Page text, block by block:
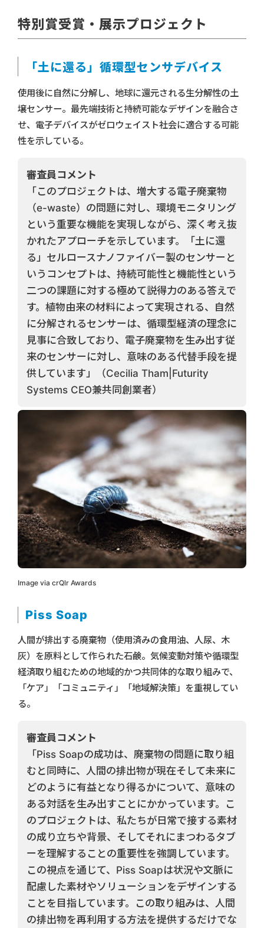
特別賞受賞・展示プロジェクト
「土に還る」循環型センサデバイス
使用後に自然に分解し、地球に還元される生分解性の土
壌センサー。最先端技術と持続可能なデザインを融合さ
せ、電子デバイスがゼロウェイスト社会に適合する可能
性を示している。
審査員コメント
「このプロジェクトは、増大する電子廃棄物
（e-waste）の問題に対し、環境モニタリング
という重要な機能を実現しながら、深く考え抜
かれたアプローチを示しています。「土に還
る」セルロースナノファイバー製のセンサーと
いうコンセプトは、持続可能性と機能性という
二つの課題に対する極めて説得力のある答えで
す。植物由来の材料によって実現される、自然
に分解されるセンサーは、循環型経済の理念に
見事に合致しており、電子廃棄物を生み出す従
来のセンサーに対し、意味のある代替手段を提
供しています」（Cecilia Tham|Futurity
Systems CEO兼共同創業者）
Image via crQlr Awards
Piss Soap
人間が排出する廃棄物（使用済みの食用油、人尿、木
灰）を原料として作られた石鹸。気候変動対策や循環型
経済取り組むための地域的かつ共同体的な取り組みで、
「ケア」「コミュニティ」「地域解決策」を重視してい
る。
審査員コメント
「Piss Soapの成功は、廃棄物の問題に取り組
むと同時に、人間の排出物が現在そして未来に
どのように有益となり得るかについて、意味の
ある対話を生み出すことにかかっています。こ
のプロジェクトは、私たちが日常で接する素材
の成り立ちや背景、そしてそれにまつわるタブ
ーを理解することの重要性を強調しています。
この視点を通じて、Piss Soapは状況や文脈に
配慮した素材やソリューションをデザインする
ことを目指しています。この取り組みは、人間
の排出物を再利用する方法を提供するだけでな